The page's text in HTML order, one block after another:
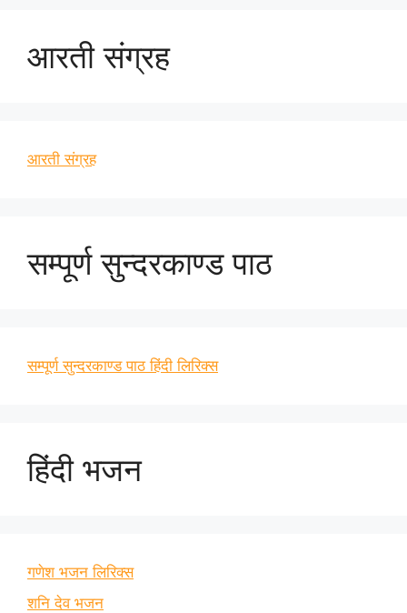
आरती संग्रह
आरती संग्रह
सम्पूर्ण सुन्दरकाण्ड पाठ
सम्पूर्ण सुन्दरकाण्ड पाठ हिंदी लिरिक्स
हिंदी भजन
गणेश भजन लिरिक्स
शनि देव भजन